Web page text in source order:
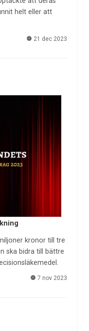
helt eller att
21 dec 2023
kronor till tre
ska bidra till bättre
7 nov 2023